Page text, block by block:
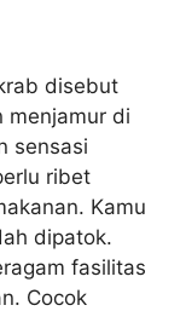
disebut
menjamur di
sensasi
ribet
Kamu
dipatok.
fasilitas
Cocok